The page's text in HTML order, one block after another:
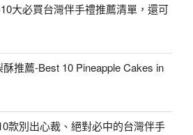
10大必買台灣伴手禮推薦清單，還可
推薦-Best 10 Pineapple Cakes in
款別出心裁、絕對必中的台灣伴手